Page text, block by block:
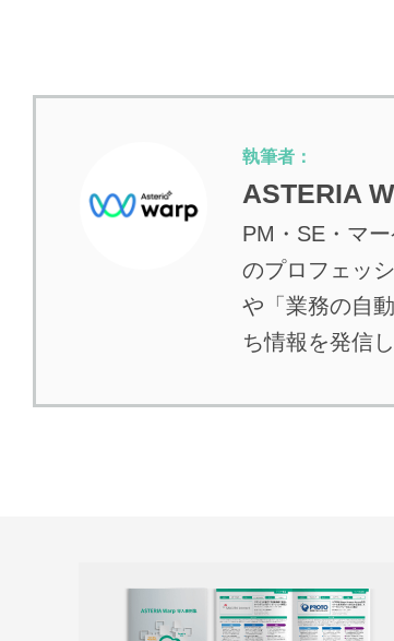
執筆者：
ASTERIA
PM・SE・マ
のプロフェッ
や「業務の自
ち情報を発信